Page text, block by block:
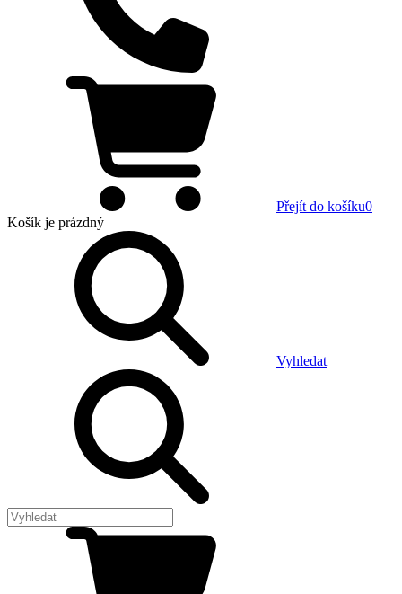
Přejít do košíku0
Košík je prázdný
Vyhledat